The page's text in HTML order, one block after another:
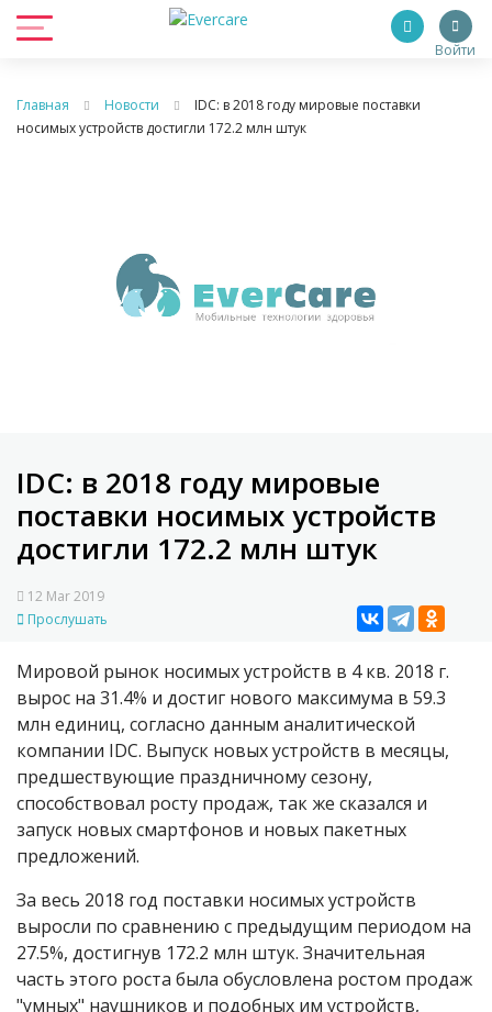
Войти
Главная Новости
IDC: в 2018 году мировые поставки
носимых устройств достигли 172.2 млн штук
IDC: в 2018 году мировые
поставки носимых устройств
достигли 172.2 млн штук
12 Mar 2019
Прослушать
Мировой рынок носимых устройств в 4 кв. 2018 г.
вырос на 31.4% и достиг нового максимума в 59.3
млн единиц, согласно данным аналитической
компании IDC. Выпуск новых устройств в месяцы,
предшествующие праздничному сезону,
способствовал росту продаж, так же сказался и
запуск новых смартфонов и новых пакетных
предложений.
За весь 2018 год поставки носимых устройств
выросли по сравнению с предыдущим периодом на
27.5%, достигнув 172.2 млн штук. Значительная
часть этого роста была обусловлена ростом продаж
"умных" наушников и подобных им устройств,